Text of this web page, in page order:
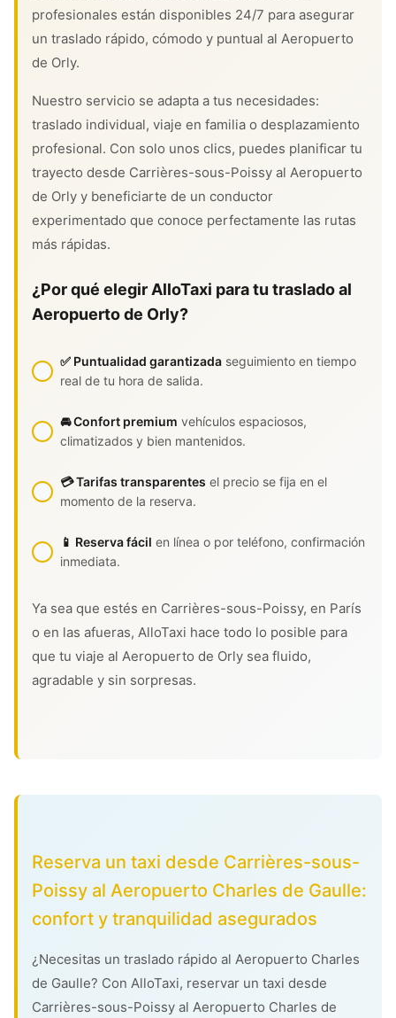
profesionales están disponibles 24/7 para asegurar
un traslado rápido, cómodo y puntual al Aeropuerto
de Orly.
Nuestro servicio se adapta a tus necesidades:
traslado individual, viaje en familia o desplazamiento
profesional. Con solo unos clics, puedes planificar tu
trayecto desde Carrières-sous-Poissy al Aeropuerto
de Orly y beneficiarte de un conductor
experimentado que conoce perfectamente las rutas
más rápidas.
¿Por qué elegir AlloTaxi para tu traslado al
Aeropuerto de Orly?
✅ Puntualidad garantizada seguimiento en tiempo
real de tu hora de salida.
🚘 Confort premium vehículos espaciosos,
climatizados y bien mantenidos.
💳 Tarifas transparentes el precio se fija en el
momento de la reserva.
📱 Reserva fácil en línea o por teléfono, confirmación
inmediata.
Ya sea que estés en Carrières-sous-Poissy, en París
o en las afueras, AlloTaxi hace todo lo posible para
que tu viaje al Aeropuerto de Orly sea fluido,
agradable y sin sorpresas.
Reserva un taxi desde Carrières-sous-
Poissy al Aeropuerto Charles de Gaulle:
confort y tranquilidad asegurados
¿Necesitas un traslado rápido al Aeropuerto Charles
de Gaulle? Con AlloTaxi, reservar un taxi desde
Carrières-sous-Poissy al Aeropuerto Charles de